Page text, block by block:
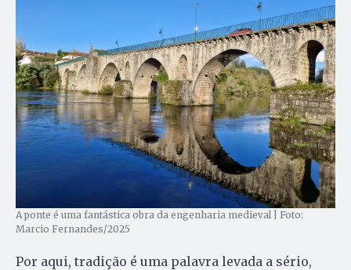
A ponte é uma fantástica obra da engenharia medieval | Foto:
Marcio Fernandes/2025
Por aqui, tradição é uma palavra levada a sério,